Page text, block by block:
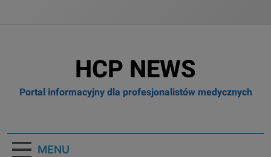
HCP NEWS
Portal informacyjny dla profesjonalistów medycznych
MENU